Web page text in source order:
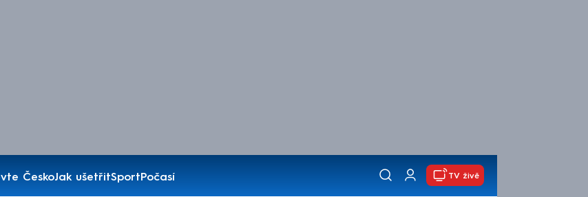
ČeskoJak ušetřitSportPočasí
TV živě